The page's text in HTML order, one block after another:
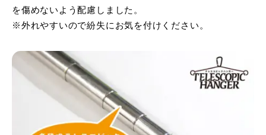
を傷めないよう配慮しました。
※外れやすいので紛失にお気を付けください。